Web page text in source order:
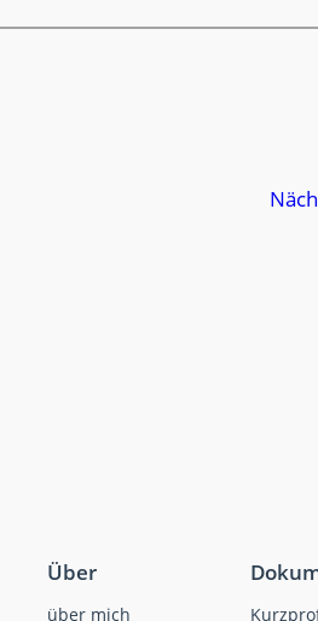
Über
über mich